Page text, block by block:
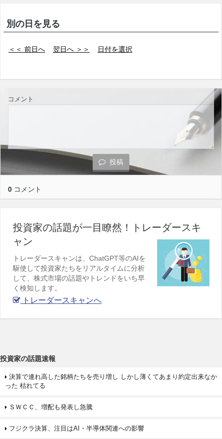
別の日を見る
＜＜ 前日へ 翌日へ ＞＞ 日付を選択
コメント
投稿
0 コメント
投資家の話題が一目瞭然！トレーダースキ
ャン
トレーダースキャンは、ChatGPT等のAIを
駆使して投資家たちをリアルタイムに分析
して、株式市場の話題やトレンドをいち早
く検知します。
トレーダースキャンへ
投資家の話題速報
決算で連れ高した銘柄たちを売り増し しかし薄くてあまり約定出来なか
った 枯れてる
ＳＷＣＣ、増配も発表し急騰
フジクラ決算、注目はAI・半導体関連への影響